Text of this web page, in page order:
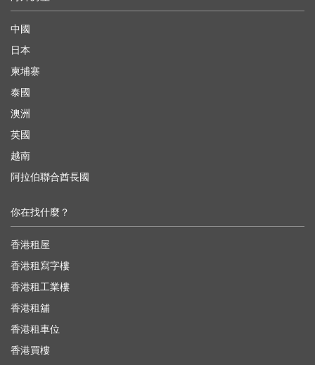
中國
日本
柬埔寨
泰國
澳洲
英國
越南
阿拉伯聯合酋長國
你在找什麼？
香港租屋
香港租寫字樓
香港租工業樓
香港租舖
香港租車位
香港買樓